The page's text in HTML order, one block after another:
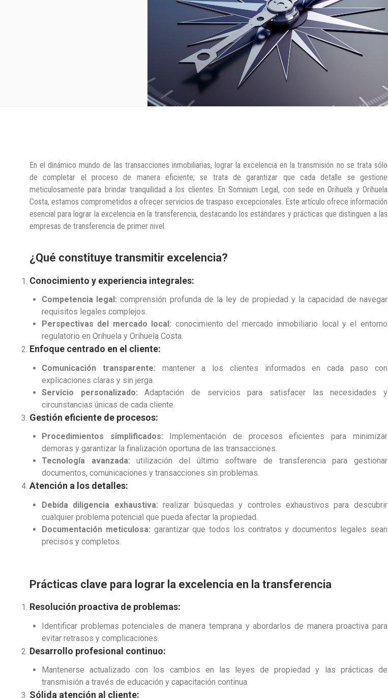
En el dinámico mundo de las transacciones inmobiliarias, lograr la excelencia en la transmisión no se trata sólo
de completar el proceso de manera eficiente; se trata de garantizar que cada detalle se gestione
meticulosamente para brindar tranquilidad a los clientes. En Somnium Legal, con sede en Orihuela y Orihuela
Costa, estamos comprometidos a ofrecer servicios de traspaso excepcionales. Este artículo ofrece información
esencial para lograr la excelencia en la transferencia, destacando los estándares y prácticas que distinguen a las
empresas de transferencia de primer nivel.
¿Qué constituye transmitir excelencia?
Conocimiento y experiencia integrales:
Competencia legal: comprensión profunda de la ley de propiedad y la capacidad de navegar
requisitos legales complejos.
Perspectivas del mercado local: conocimiento del mercado inmobiliario local y el entorno
regulatorio en Orihuela y Orihuela Costa.
Enfoque centrado en el cliente:
Comunicación transparente: mantener a los clientes informados en cada paso con
explicaciones claras y sin jerga.
Servicio personalizado: Adaptación de servicios para satisfacer las necesidades y
circunstancias únicas de cada cliente.
Gestión eficiente de procesos:
Procedimientos simplificados: Implementación de procesos eficientes para minimizar
demoras y garantizar la finalización oportuna de las transacciones.
Tecnología avanzada: utilización del último software de transferencia para gestionar
documentos, comunicaciones y transacciones sin problemas.
Atención a los detalles:
Debida diligencia exhaustiva: realizar búsquedas y controles exhaustivos para descubrir
cualquier problema potencial que pueda afectar la propiedad.
Documentación meticulosa: garantizar que todos los contratos y documentos legales sean
precisos y completos.
Prácticas clave para lograr la excelencia en la transferencia
Resolución proactiva de problemas:
Identificar problemas potenciales de manera temprana y abordarlos de manera proactiva para
evitar retrasos y complicaciones.
Desarrollo profesional continuo:
Mantenerse actualizado con los cambios en las leyes de propiedad y las prácticas de
transmisión a través de educación y capacitación continua.
Sólida atención al cliente: